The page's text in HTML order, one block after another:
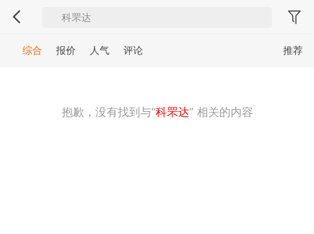
推荐
综合 报价 人气 评论
抱歉，没有找到与“科罘达” 相关的内容